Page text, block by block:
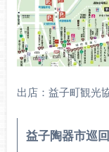
出店：益子町観光
益子陶器市巡